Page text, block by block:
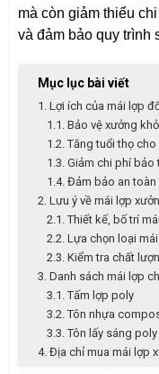
mà còn giảm thiểu
và đảm bảo quy trình
Mục lục bài viết
1. Lợi ích của mái lợp
1.1. Bảo vệ xưởng
1.2. Tăng tuổi thọ
1.3. Giảm chi phí
1.4. Đảm bảo an
2. Lưu ý về mái lợp
2.1. Thiết kế, bố trí
2.2. Lựa chọn loại
2.3. Kiểm tra chất
3. Danh sách mái lợp
3.1. Tấm lợp poly
3.2. Tôn nhựa
3.3. Tôn lấy sáng poly
4. Địa chỉ mua mái lợp